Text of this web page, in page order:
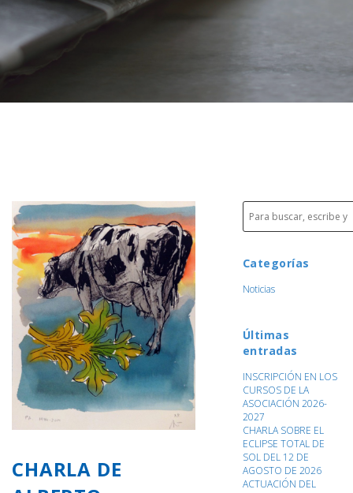
CHARLA DE
Categorías
Noticias
Últimas
entradas
INSCRIPCIÓN EN LOS
CURSOS DE LA
ASOCIACIÓN 2026-
2027
CHARLA SOBRE EL
ECLIPSE TOTAL DE
SOL DEL 12 DE
AGOSTO DE 2026
ACTUACIÓN DEL